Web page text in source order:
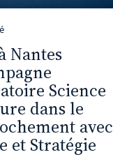
Nantes
Science
dans le
avec
et Stratégie